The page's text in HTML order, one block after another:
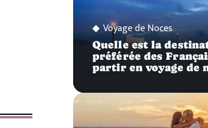
Voyage de Noces
Quelle est la
préférée des
partir en voyage de